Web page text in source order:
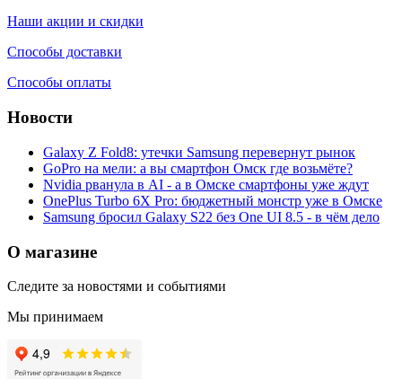
Наши акции и скидки
Способы доставки
Способы оплаты
Новости
Galaxy Z Fold8: утечки Samsung перевернут рынок
GoPro на мели: а вы смартфон Омск где возьмёте?
Nvidia рванула в AI - а в Омске смартфоны уже ждут
OnePlus Turbo 6X Pro: бюджетный монстр уже в Омске
Samsung бросил Galaxy S22 без One UI 8.5 - в чём дело
О магазине
Следите за новостями и событиями
Мы принимаем